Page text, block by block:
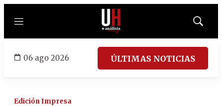
Menú
Mostrar
06 ago 2026 ÚLTIMAS NOTICIAS
Edición Impresa